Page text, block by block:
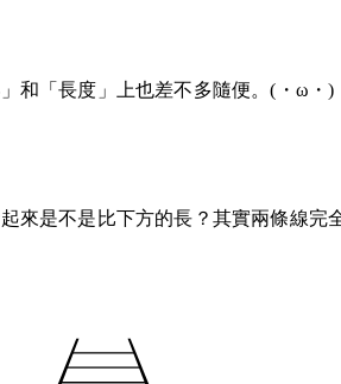
和「長度」上也差不多隨便。(・ω・)
起來是不是比下方的長？其實兩條線完